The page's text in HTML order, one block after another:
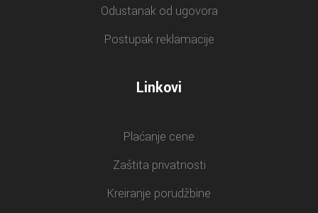
Odustanak od ugovora
Postupak reklamacije
Linkovi
Plaćanje cene
Zaštita privatnosti
Kreiranje porudžbine